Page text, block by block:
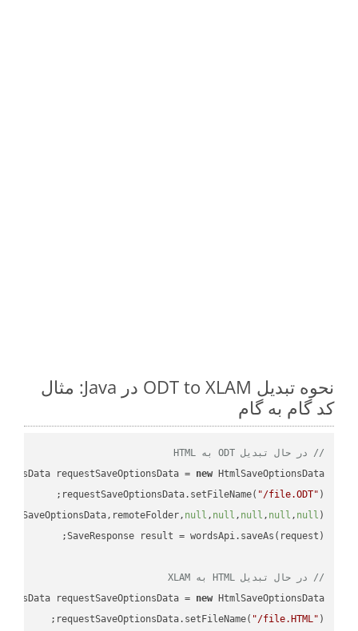
نحوه تبدیل ODT to XLAM در Java: مثال
کد گام به گام
// در حال تبدیل ODT به HTML
requestSaveOptionsData = new
requestSaveOptionsData.setFileName( "/file.ODT"
null , null , null , null , null
// در حال تبدیل HTML به XLAM
requestSaveOptionsData = new
requestSaveOptionsData.setFileName( "/file.HTML"